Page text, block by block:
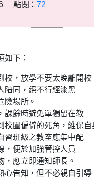
點閱： 72
如下：
校，放學不要太晚離開校
陪同，絕不行經漆黑
險場所。
課餘時避免單獨留在教
校圍偏僻的死角，維保自
習班級之教室應集中配
，便於加強管控人員
，應立即通知師長。
心告知，但不必親自引導